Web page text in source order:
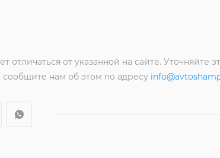
от указанной на сайте.
нам об этом по адресу